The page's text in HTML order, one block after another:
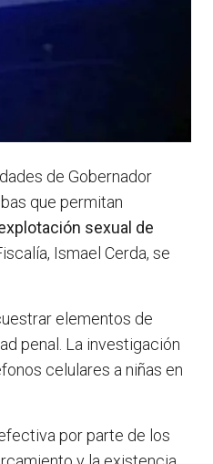
de Gobernador
que permitan
sexual de
Ismael Cerda, se
elementos de
penal. La investigación
celulares a niñas en
por parte de los